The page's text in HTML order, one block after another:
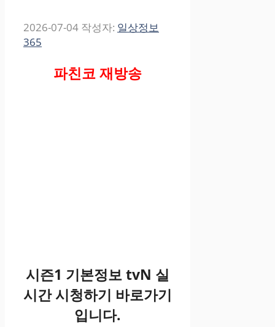
2026-07-04 작성자: 일상정보
365
파친코 재방송
시즌1 기본정보 tvN 실
시간 시청하기 바로가기
입니다.